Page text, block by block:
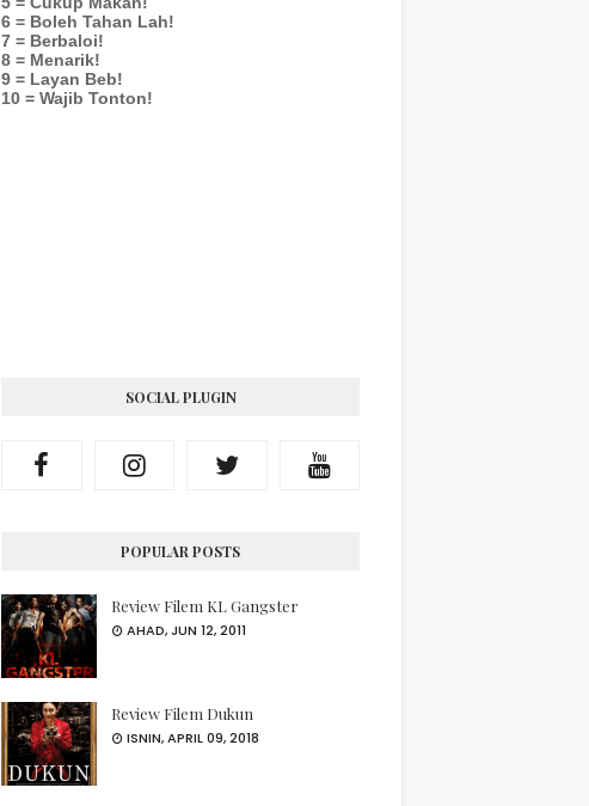
6 = Boleh Tahan Lah!
7 = Berbaloi!
8 = Menarik!
9 = Layan Beb!
10 = Wajib Tonton!
SOCIAL PLUGIN
POPULAR POSTS
Review Filem KL Gangster
AHAD, JUN 12, 2011
Review Filem Dukun
ISNIN, APRIL 09, 2018